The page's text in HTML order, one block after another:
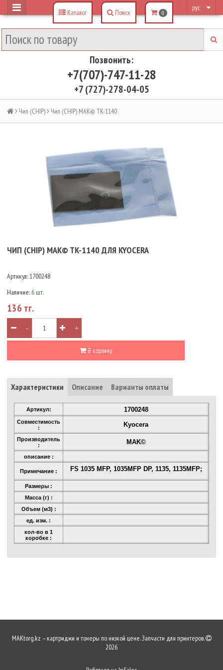
рус
Позвонить:
+7(707)-747-11-28
+7 (727)-278-04-05
Каталог Поиск 0
Чип (CHIP) Чип (CHIP) MAK© TK-1140
ЧИП (CHIP) MAK© TK-1140 ДЛЯ KYOCERA
Артикул: 1700248
Наличие: 6 шт.
136 тг.
- +
В корзину
Характеристики Описание Варианты оплаты
Артикул: 1700248
Совместимость
:
Kyocera
Производитель
:
MAK©
описание :
Примечание : FS 1035 MFP, 1035MFP DP, 1135, 1135MFP;
Размеры :
Масса (г) :
Объем (м3) :
ед. изм. :
кол-во в 1
коробке :
MAKtorg.kz – картриджи и тонеры по низкой цене. Запчасти для принтеров.
2026